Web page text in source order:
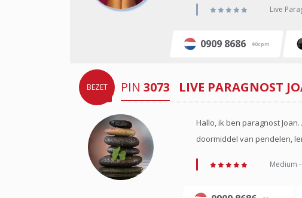
Live
0909 8686 90cpm
BEZET PIN 3073 LIVE PARAGNOST
Hallo, ik ben paragnost
doormiddel van pendelen,
Medium